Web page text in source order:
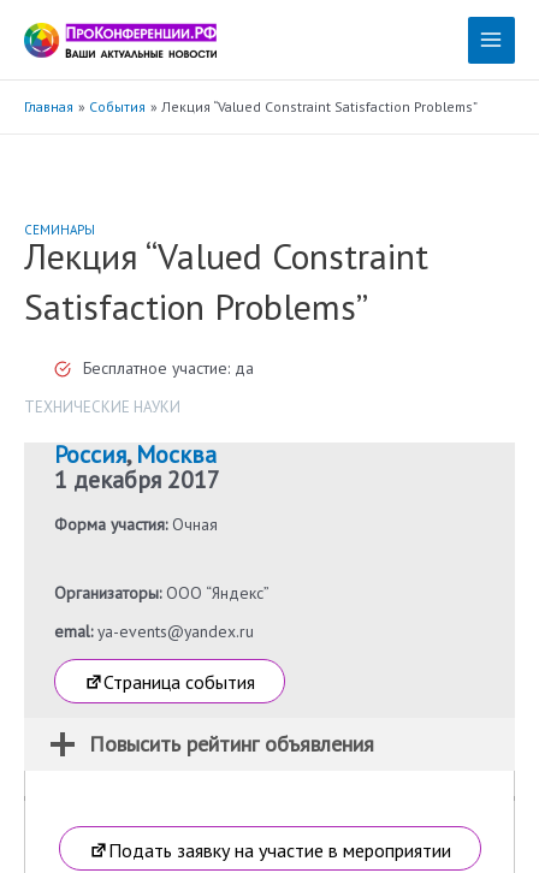
содержимому
Main
Главная События Лекция “Valued Constraint Satisfaction Problems”
СЕМИНАРЫ
Лекция “Valued Constraint
Satisfaction Problems”
Бесплатное участие: да
ТЕХНИЧЕСКИЕ НАУКИ
Россия,Москва
1 декабря 2017
Форма участия:Очная
Организаторы:ООО “Яндекс”
emal:ya-events@yandex.ru
Страница события
Повысить рейтинг объявления
Подать заявку на участие в мероприятии